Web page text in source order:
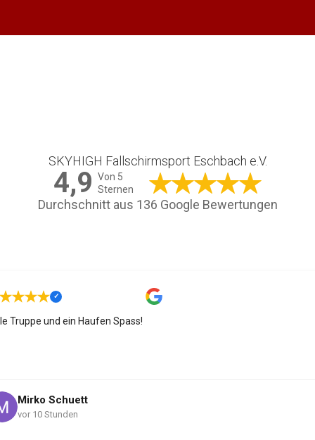
SKYHIGH Fallschirmsport Eschbach e.V.
4,9 Von 5
Sternen
Durchschnitt aus 136 Google Bewertungen
Truppe und ein Haufen Spass!
Mirko Schuett
vor 10 Stunden